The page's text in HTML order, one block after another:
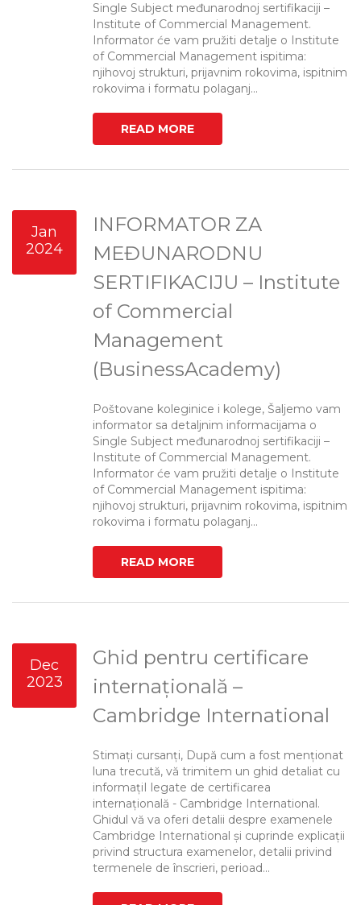
Single Subject međunarodnoj sertifikaciji –
Institute of Commercial Management.
Informator će vam pružiti detalje o Institute
of Commercial Management ispitima:
njihovoj strukturi, prijavnim rokovima, ispitnim
rokovima i formatu polaganj...
READ MORE
Jan
2024
INFORMATOR ZA
MEĐUNARODNU
SERTIFIKACIJU – Institute
of Commercial
Management
(BusinessAcademy)
Poštovane koleginice i kolege, Šaljemo vam
informator sa detaljnim informacijama o
Single Subject međunarodnoj sertifikaciji –
Institute of Commercial Management.
Informator će vam pružiti detalje o Institute
of Commercial Management ispitima:
njihovoj strukturi, prijavnim rokovima, ispitnim
rokovima i formatu polaganj...
READ MORE
Dec
2023
Ghid pentru certificare
internațională –
Cambridge International
Stimați cursanți, După cum a fost menționat
luna trecută, vă trimitem un ghid detaliat cu
informațiI legate de certificarea
internațională - Cambridge International.
Ghidul vă va oferi detalii despre examenele
Cambridge International și cuprinde explicații
privind structura examenelor, detalii privind
termenele de înscrieri, perioad...